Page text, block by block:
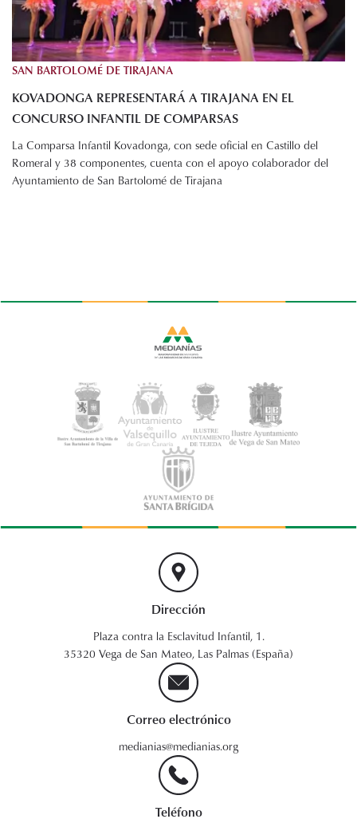
SAN BARTOLOMÉ DE TIRAJANA
KOVADONGA REPRESENTARÁ A TIRAJANA EN EL
CONCURSO INFANTIL DE COMPARSAS
La Comparsa Infantil Kovadonga, con sede oficial en Castillo del
Romeral y 38 componentes, cuenta con el apoyo colaborador del
Ayuntamiento de San Bartolomé de Tirajana
Dirección
Plaza contra la Esclavitud Infantil, 1.
35320 Vega de San Mateo, Las Palmas (España)
Correo electrónico
medianias@medianias.org
Teléfono